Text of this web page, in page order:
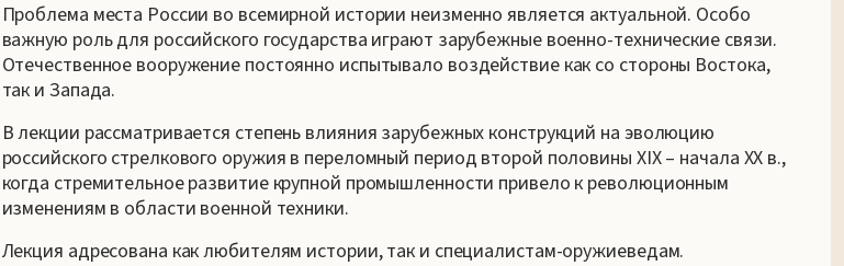
Проблема места России во всемирной истории неизменно является актуальной. Особо
важную роль для российского государства играют зарубежные военно-технические связи.
Отечественное вооружение постоянно испытывало воздействие как со стороны Востока,
так и Запада.
В лекции рассматривается степень влияния зарубежных конструкций на эволюцию
российского стрелкового оружия в переломный период второй половины XIX – начала XX в.,
когда стремительное развитие крупной промышленности привело к революционным
изменениям в области военной техники.
Лекция адресована как любителям истории, так и специалистам-оружиеведам.